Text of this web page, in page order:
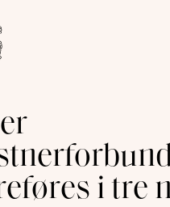
i tre